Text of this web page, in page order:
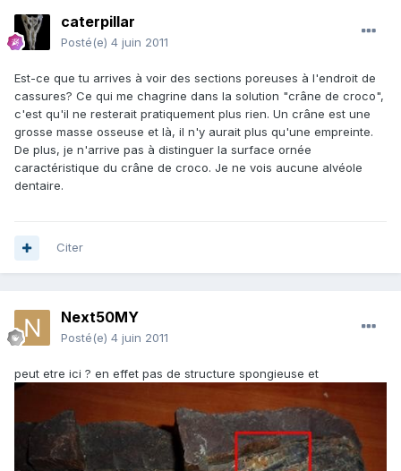
caterpillar
Posté(e) 4 juin 2011
Est-ce que tu arrives à voir des sections poreuses à l'endroit de
cassures? Ce qui me chagrine dans la solution "crâne de croco",
c'est qu'il ne resterait pratiquement plus rien. Un crâne est une
grosse masse osseuse et là, il n'y aurait plus qu'une empreinte.
De plus, je n'arrive pas à distinguer la surface ornée
caractéristique du crâne de croco. Je ne vois aucune alvéole
dentaire.
Citer
Next50MY
Posté(e) 4 juin 2011
peut etre ici ? en effet pas de structure spongieuse et